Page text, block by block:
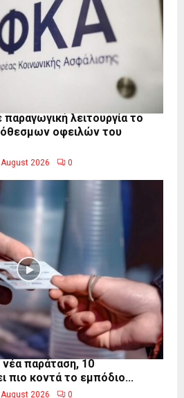
λειτουργία το
οφειλών του
2026 0
παράταση, 10
πιο κοντά το εμπόδιο...
2026 0